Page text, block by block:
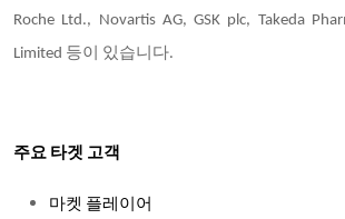
Roche Ltd., Novartis AG, GSK plc, Takeda
Limited 등이 있습니다.
주요 타겟 고객
마켓 플레이어